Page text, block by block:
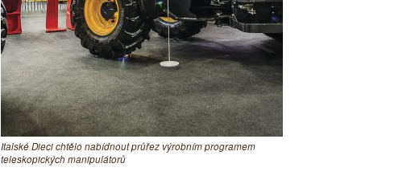
Italské Dieci chtělo nabídnout průřez výrobním programem
teleskopických manipulátorů